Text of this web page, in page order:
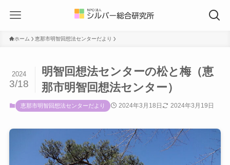
ホーム 恵那市明智回想法センターだより
明智回想法センターの松と梅（恵
那市明智回想法センター）
2024
3/18
恵那市明智回想法センターだより 2024年3月18日 2024年3月19日